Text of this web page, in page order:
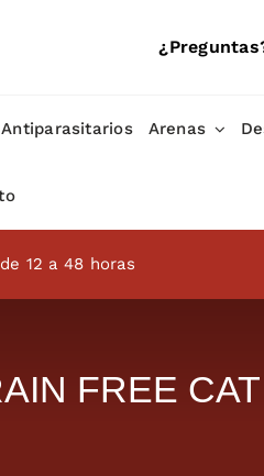
Antiparasitarios Arenas
12 a 48 horas
FREE